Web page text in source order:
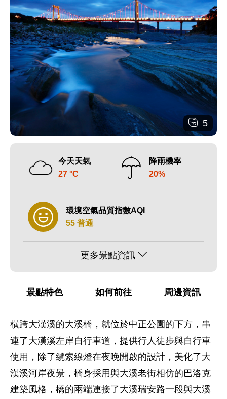
5
今天天氣
27 °C
降雨機率
20%
環境空氣品質指數AQI
55 普通
更多景點資訊
景點特色 如何前往 周邊資訊
橫跨大漢溪的大溪橋，就位於中正公園的下方，串
連了大漢溪左岸自行車道，提供行人徒步與自行車
使用，除了纜索線燈在夜晚開啟的設計，美化了大
漢溪河岸夜景，橋身採用與大溪老街相仿的巴洛克
建築風格，橋的兩端連接了大溪瑞安路一段與大溪